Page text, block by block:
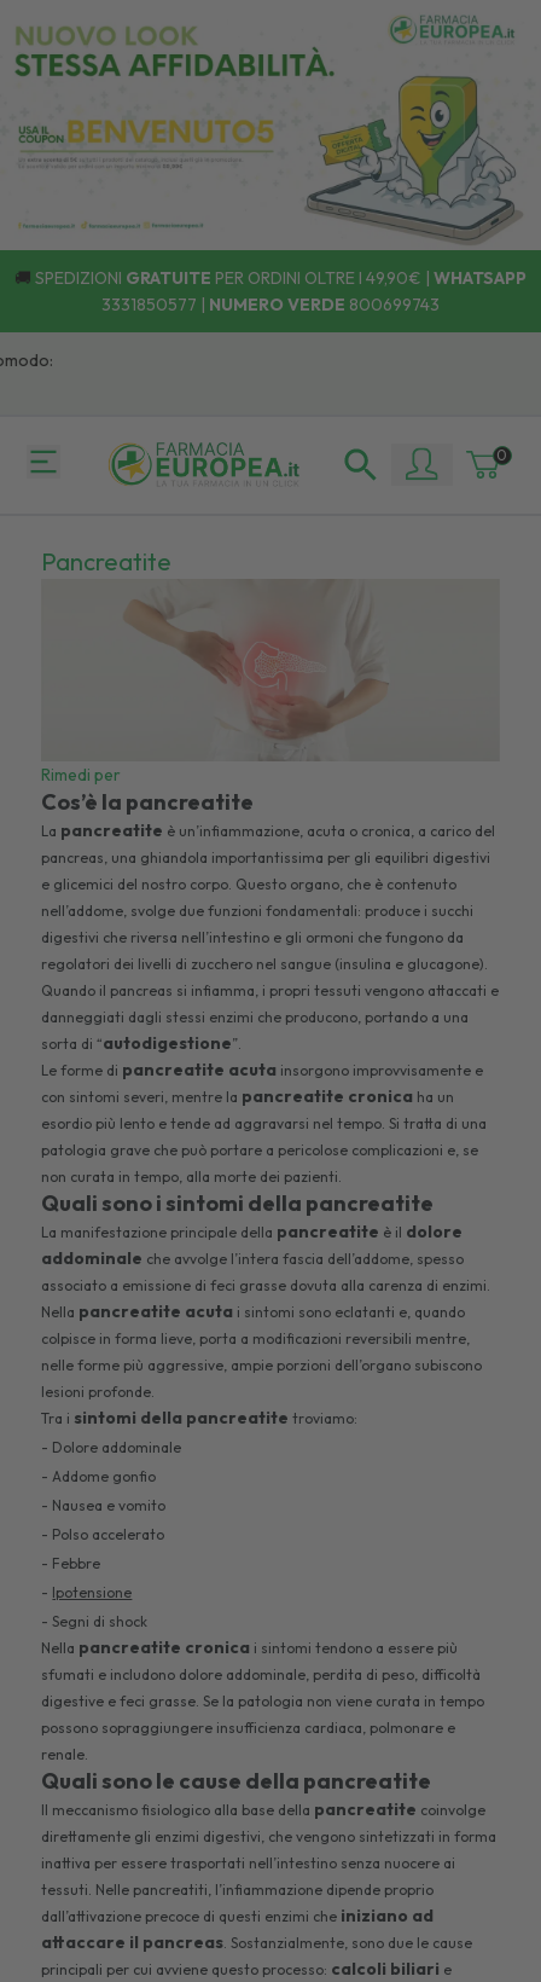
🚚 SPEDIZIONI GRATUITE PER ORDINI OLTRE I 49,90€ | WHATSAPP
3331850577 | NUMERO VERDE 800699743
0
Pancreatite
Rimedi per
Cos’è la pancreatite
La pancreatite è un’infiammazione, acuta o cronica, a carico del
pancreas, una ghiandola importantissima per gli equilibri digestivi
e glicemici del nostro corpo. Questo organo, che è contenuto
nell’addome, svolge due funzioni fondamentali: produce i succhi
digestivi che riversa nell’intestino e gli ormoni che fungono da
regolatori dei livelli di zucchero nel sangue (insulina e glucagone).
Quando il pancreas si infiamma, i propri tessuti vengono attaccati e
danneggiati dagli stessi enzimi che producono, portando a una
sorta di “autodigestione”.
Le forme di pancreatite acuta insorgono improvvisamente e
con sintomi severi, mentre la pancreatite cronica ha un
esordio più lento e tende ad aggravarsi nel tempo. Si tratta di una
patologia grave che può portare a pericolose complicazioni e, se
non curata in tempo, alla morte dei pazienti.
Quali sono i sintomi della pancreatite
La manifestazione principale della pancreatite è il dolore
addominale che avvolge l’intera fascia dell’addome, spesso
associato a emissione di feci grasse dovuta alla carenza di enzimi.
Nella pancreatite acuta i sintomi sono eclatanti e, quando
colpisce in forma lieve, porta a modificazioni reversibili mentre,
nelle forme più aggressive, ampie porzioni dell’organo subiscono
lesioni profonde.
Tra i sintomi della pancreatite troviamo:
- Dolore addominale
- Addome gonfio
- Nausea e vomito
- Polso accelerato
- Febbre
- Ipotensione
- Segni di shock
Nella pancreatite cronica i sintomi tendono a essere più
sfumati e includono dolore addominale, perdita di peso, difficoltà
digestive e feci grasse. Se la patologia non viene curata in tempo
possono sopraggiungere insufficienza cardiaca, polmonare e
renale.
Quali sono le cause della pancreatite
Il meccanismo fisiologico alla base della pancreatite coinvolge
direttamente gli enzimi digestivi, che vengono sintetizzati in forma
inattiva per essere trasportati nell’intestino senza nuocere ai
tessuti. Nelle pancreatiti, l’infiammazione dipende proprio
dall’attivazione precoce di questi enzimi che iniziano ad
attaccare il pancreas. Sostanzialmente, sono due le cause
principali per cui avviene questo processo: calcoli biliari e